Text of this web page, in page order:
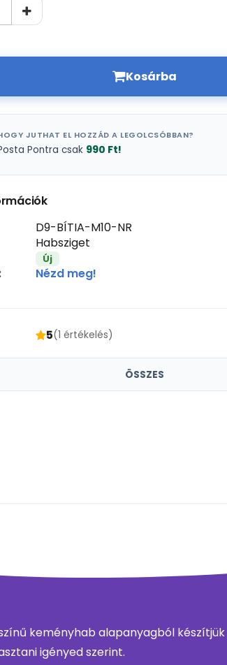
Kosárba
JUTHAT EL HOZZÁD A LEGOLCSÓBBAN?
Pontra csak 990 Ft!
D9-BÍTIA-M10-NR
Habsziget
Új
Nézd meg!
5(1 értékelés)
ÖSSZES
keményhab alapanyagból készítjük
igényed szerint.